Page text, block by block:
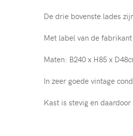
De drie bovenste lades
Met label van de
Maten: B240 x H85 x
In zeer goede vintage
Kast is stevig en daardoor